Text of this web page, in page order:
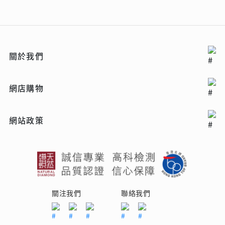
關於我們
網店購物
網站政策
關注我們 聯絡我們